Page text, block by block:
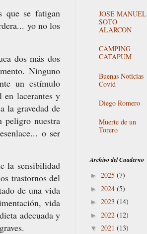
que se fatigan
yo no los
dos más dos
Ninguno
un estímulo
en lacerantes y
la gravedad de
peligro nuestra
o ser
la sensibilidad
trastornos del
de una vida
vida
adecuada y
JOSE MANUEL
SOTO
ALARCON
CAMPING
CATAPUM
Buenas Noticias
Covid
Diego Romero
Muerte de un
Torero
Archivo del Cuaderno
► 2025 (7)
► 2024 (5)
► 2023 (14)
► 2022 (12)
▼ 2021 (13)